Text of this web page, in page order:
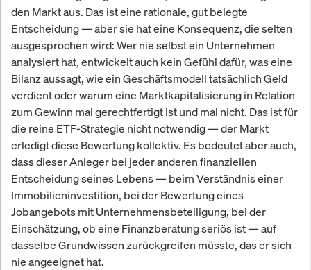
den Markt aus. Das ist eine rationale, gut belegte
Entscheidung — aber sie hat eine Konsequenz, die selten
ausgesprochen wird: Wer nie selbst ein Unternehmen
analysiert hat, entwickelt auch kein Gefühl dafür, was eine
Bilanz aussagt, wie ein Geschäftsmodell tatsächlich Geld
verdient oder warum eine Marktkapitalisierung in Relation
zum Gewinn mal gerechtfertigt ist und mal nicht. Das ist für
die reine ETF-Strategie nicht notwendig — der Markt
erledigt diese Bewertung kollektiv. Es bedeutet aber auch,
dass dieser Anleger bei jeder anderen finanziellen
Entscheidung seines Lebens — beim Verständnis einer
Immobilieninvestition, bei der Bewertung eines
Jobangebots mit Unternehmensbeteiligung, bei der
Einschätzung, ob eine Finanzberatung seriös ist — auf
dasselbe Grundwissen zurückgreifen müsste, das er sich
nie angeeignet hat.